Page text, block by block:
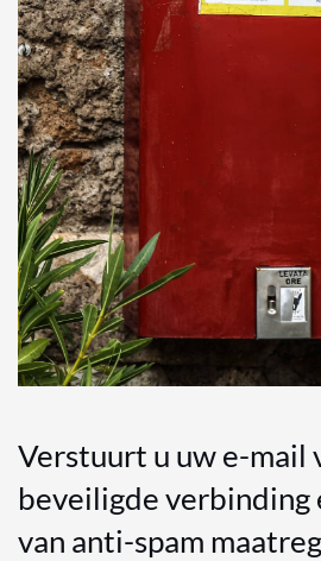
Verstuurt u uw e-mail
beveiligde verbinding
van anti-spam